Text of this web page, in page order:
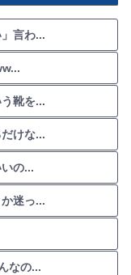
言わ...
靴を...
けな...
の...
迷っ...
なの...